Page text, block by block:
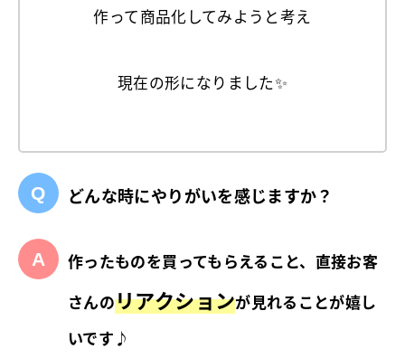
作って商品化してみようと考え
現在の形になりました✨
どんな時にやりがいを感じますか？
作ったものを買ってもらえること、直接お客
さんのリアクションが見れることが嬉し
いです♪